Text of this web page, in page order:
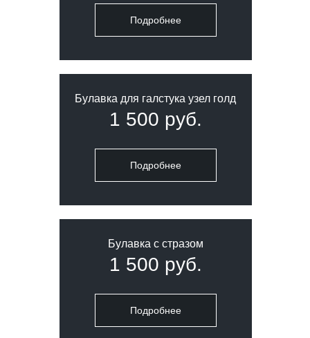
Подробнее
Булавка для галстука узел голд
1 500 руб.
Подробнее
Булавка с стразом
1 500 руб.
Подробнее